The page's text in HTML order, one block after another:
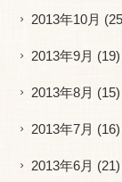
2013年10月
2013年9月 (19)
2013年8月 (15)
2013年7月 (16)
2013年6月 (21)